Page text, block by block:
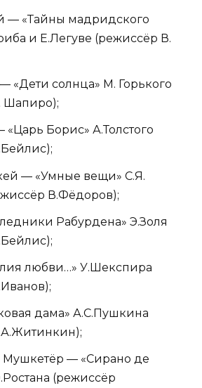
— «Тайны мадридского
и Е.Легуве (режиссёр В.
«Дети солнца» М. Горького
Шапиро);
Борис» А.Толстого
— «Умные вещи» С.Я.
В.Фёдоров);
Рабурдена» Э.Золя
любви…» У.Шекспира
дама» А.С.Пушкина
Мушкетёр — «Сирано де
(режиссёр